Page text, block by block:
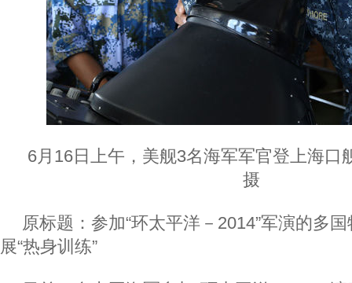
6月16日上午，美舰3名海军军官登上海口
摄
原标题：参加“环太平洋－2014”军演的多
展“热身训练”